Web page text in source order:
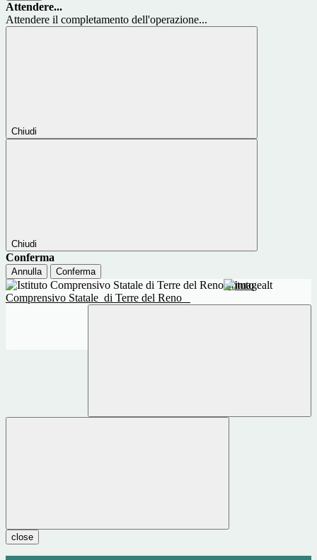
Attendere...
Attendere il completamento dell'operazione...
Chiudi
Chiudi
Conferma
Annulla Conferma
Istituto
Comprensivo Statale di Terre del Reno
close